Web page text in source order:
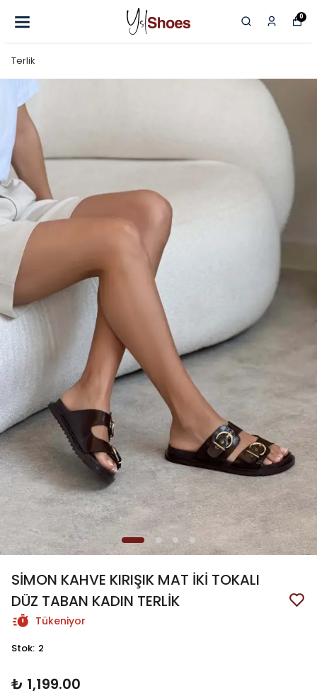
0
Terlik
SİMON KAHVE KIRIŞIK MAT İKİ TOKALI
DÜZ TABAN KADIN TERLİK
Tükeniyor
Stok: 2
₺ 1,199.00